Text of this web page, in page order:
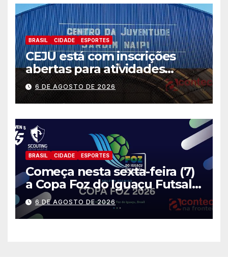
BRASIL CIDADE ESPORTES
CEJU está com inscrições
abertas para atividades
gratuitas
6 DE AGOSTO DE 2026
BRASIL CIDADE ESPORTES
Começa nesta sexta-feira (7)
a Copa Foz do Iguaçu Futsal
2026 com equipes de quatro
países
6 DE AGOSTO DE 2026